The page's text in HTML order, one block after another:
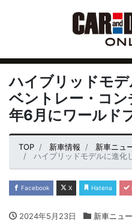
ハイブリッドモ
ベントレー・コ
年6月にワールド
TOP 新車情報
新車ニュ
ハイブリッドモデルに進化した新型ベントレ
Facebook X Hatena
2024年5月23日 新車ニュ